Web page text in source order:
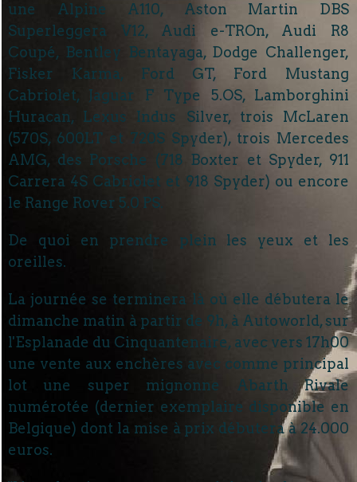
une Alpine A110, Aston Martin DBS
Superleggera V12, Audi e-TROn, Audi R8
Coupé, Bentley Bentayaga, Dodge Challenger,
Fisker Karma, Ford GT, Ford Mustang
Cabriolet, Jaguar F Type 5.OS, Lamborghini
Huracan, Lexus Indus Silver, trois McLaren
(570S, 600LT et 720S Spyder), trois Mercedes
AMG, des Porsche (718 Boxter et Spyder, 911
Carrera 4S Cabriolet et 918 Spyder) ou encore
le Range Rover 5.0 PS.
De quoi en prendre plein les yeux et les
oreilles.
La journée se terminera là où elle débutera le
dimanche matin à partir de 9h, à Autoworld, sur
l'Esplanade du Cinquantenaire, avec vers 17h00
une vente aux enchères avec comme principal
lot une super mignonne Abarth Rivale
numérotée (dernier exemplaire disponible en
Belgique) dont la mise à prix débutera à 24.000
euros.